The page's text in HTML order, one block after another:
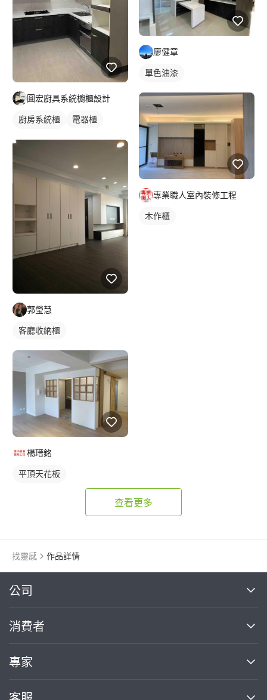
圓宏廚具系統櫥櫃設計
廚房系統櫃
電器櫃
郭瑩慧
客廳收納櫃
楊瑨銘
平頂天花板
廖健章
單色油漆
專業職人室內裝修工程
木作櫃
查看更多
找靈感 作品詳情
公司
關於我們
部落格
加入我們
消費者
買服務
專家
案件中心
繼續完成